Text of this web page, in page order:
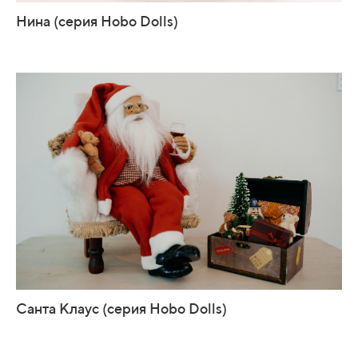
Нина (серия Hobo Dolls)
Санта Клаус (серия Hobo Dolls)